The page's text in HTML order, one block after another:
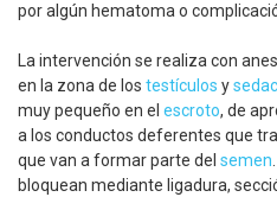
por algún hematoma o
La intervención se realiza con
en la zona de los testículos y
muy pequeño en el escroto, de
a los conductos deferentes que
que van a formar parte del semen
bloquean mediante ligadura,